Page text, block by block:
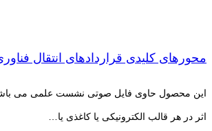
محورهای کلیدی قراردادهای انتقال
این محصول حاوی فایل صوتی نشست علمی می
اثر در هر قالب الکترونیکی یا کاغذی یا…